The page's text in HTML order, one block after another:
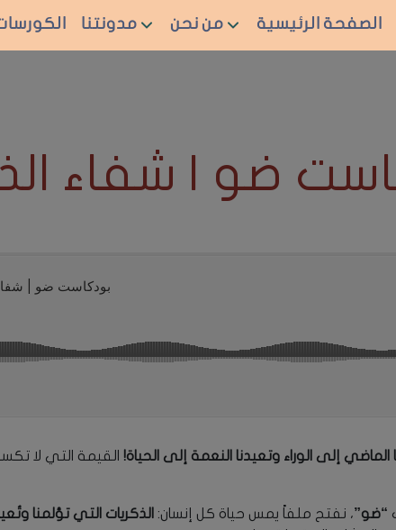
الصفحة الرئيسية من نحن مدونتنا
ضو | شفاء
إلى الوراء وتعيدنا النعمة إلى الحياة! القيمة التي لا
“ضو”، نفتح ملفاً يمس حياة كل إنسان: الذكريات التي تؤلمنا